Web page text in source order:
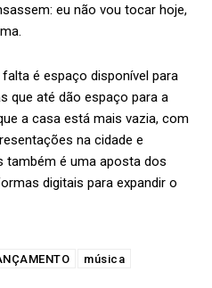
eu não vou tocar hoje,
é espaço disponível para
que até dão espaço para a
a casa está mais vazia, com
na cidade e
também é uma aposta dos
digitais para expandir o
música